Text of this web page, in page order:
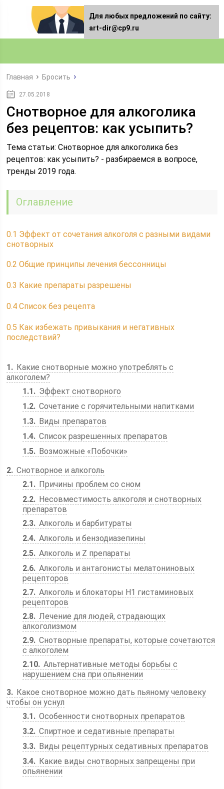
Главная Бросить
27.05.2018
Снотворное для алкоголика
без рецептов: как усыпить?
Тема статьи: Снотворное для алкоголика без
рецептов: как усыпить? - разбираемся в вопросе,
тренды 2019 года.
Оглавление
0.1 Эффект от сочетания алкоголя с разными видами
снотворных
0.2 Общие принципы лечения бессонницы
0.3 Какие препараты разрешены
0.4 Список без рецепта
0.5 Как избежать привыкания и негативных
последствий?
1
Какие снотворные можно употреблять с
алкоголем?
1.1
Эффект снотворного
1.2 Сочетание с горячительными напитками
1.3
Виды препаратов
1.4 Список разрешенных препаратов
1.5
Возможные «Побочки»
2 Снотворное и алкоголь
2.1
Причины проблем со сном
2.2
Несовместимость алкоголя и снотворных
препаратов
2.3 Алкоголь и барбитураты
2.4 Алкоголь и бензодиазепины
2.5 Алкоголь и Z препараты
2.6 Алкоголь и антагонисты мелатониновых
рецепторов
2.7 Алкоголь и блокаторы H1 гистаминовых
рецепторов
2.8 Лечение для людей, страдающих
алкоголизмом
2.9 Снотворные препараты, которые сочетаются
с алкоголем
2.10 Альтернативные методы борьбы с
нарушением сна при опьянении
3
Какое снотворное можно дать пьяному человеку
чтобы он уснул
3.1
Особенности снотворных препаратов
3.2 Спиртное и седативные препараты
3.3
Виды рецептурных седативных препаратов
3.4
Какие виды снотворных запрещены при
опьянении
Для любых предложений по сайту:
art-dir@cp9.ru